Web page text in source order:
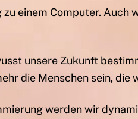
einem Computer. Auch
unsere Zukunft
die Menschen sein, die
werden wir